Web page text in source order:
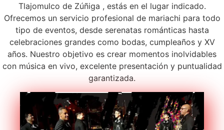
Tlajomulco de Zúñiga , estás en el lugar indicado.
Ofrecemos un servicio profesional de mariachi para todo
tipo de eventos, desde serenatas románticas hasta
celebraciones grandes como bodas, cumpleaños y XV
años. Nuestro objetivo es crear momentos inolvidables
con música en vivo, excelente presentación y puntualidad
garantizada.